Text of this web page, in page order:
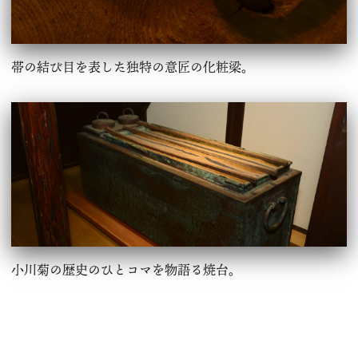
帯の結び目を表した独特の意匠の化粧梁。
小川菊の歴史のひとコマを物語る焼台。